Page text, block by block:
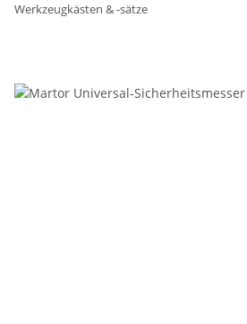
Werkzeugkästen & -sätze